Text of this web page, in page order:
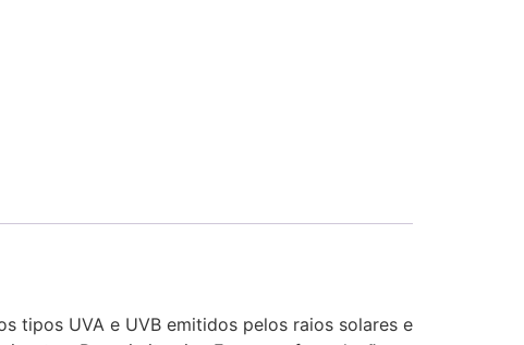
tipos UVA e UVB emitidos pelos raios solares e